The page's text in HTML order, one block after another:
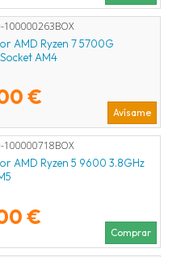
100000263BOX
AMD Ryzen 7 5700G
AM4
€
Avísame
100000718BOX
AMD Ryzen 5 9600 3.8GHz
€
Comprar